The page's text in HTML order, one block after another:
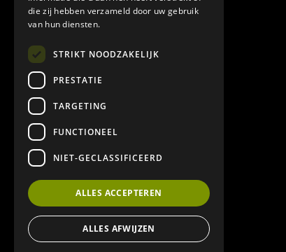
E-mail:
Mob Bram:06-29544789
die zij hebben verzameld door uw gebruik
van hun diensten.
STRIKT NOODZAKELIJK
PRESTATIE
TARGETING
FUNCTIONEEL
NIET-GECLASSIFICEERD
ALLES ACCEPTEREN
ALLES AFWIJZEN